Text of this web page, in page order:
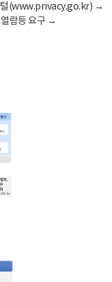
털(www.privacy.go.kr) →
람등 요구 →